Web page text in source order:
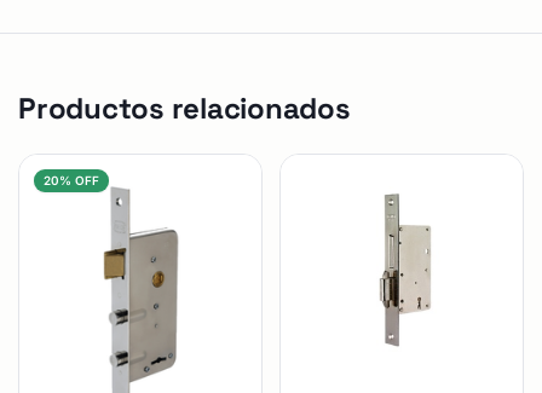
Productos relacionados
20% OFF